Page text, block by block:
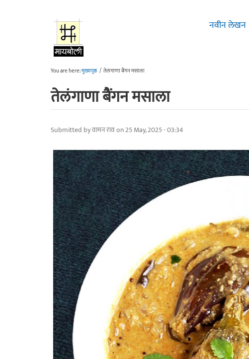
नवीन लेखन
You are here:मुख्यपृष्ठ / तेलंगाणा बैंगन मसाला
तेलंगाणा बैंगन मसाला
Submitted byवामन रावon 25 May, 2025 - 03:34